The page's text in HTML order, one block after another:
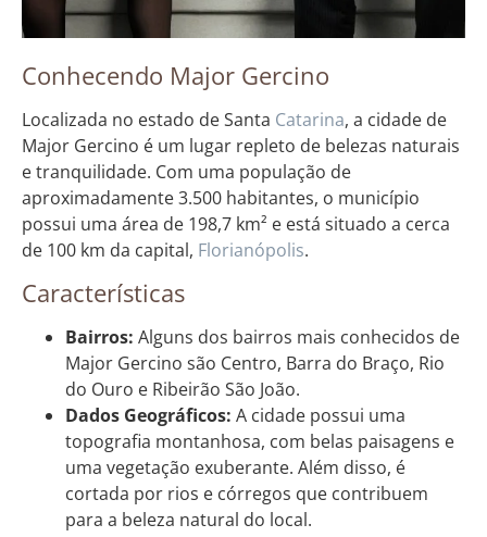
Conhecendo Major Gercino
Localizada no estado de Santa Catarina, a cidade de
Major Gercino é um lugar repleto de belezas naturais
e tranquilidade. Com uma população de
aproximadamente 3.500 habitantes, o município
possui uma área de 198,7 km² e está situado a cerca
de 100 km da capital, Florianópolis.
Características
Bairros: Alguns dos bairros mais conhecidos de
Major Gercino são Centro, Barra do Braço, Rio
do Ouro e Ribeirão São João.
Dados Geográficos: A cidade possui uma
topografia montanhosa, com belas paisagens e
uma vegetação exuberante. Além disso, é
cortada por rios e córregos que contribuem
para a beleza natural do local.